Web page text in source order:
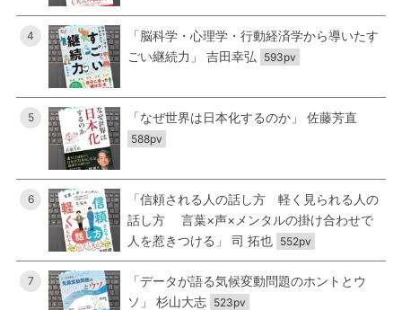
4
「脳科学・心理学・行動経済学から導いたす
ごい継続力」 吉田幸弘
593pv
5 「なぜ世界は日本化するのか」 佐藤芳直
588pv
6
「信頼される人の話し方 軽く見られる人の
話し方 言葉×声×メンタルの掛け合わせで
人を惹きつける」 司 拓也 552pv
7
「データが語る気候変動問題のホントとウ
ソ」 杉山大志 523pv